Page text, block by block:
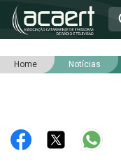
HOME
RNA
NOTÍCIAS
Home Notícias